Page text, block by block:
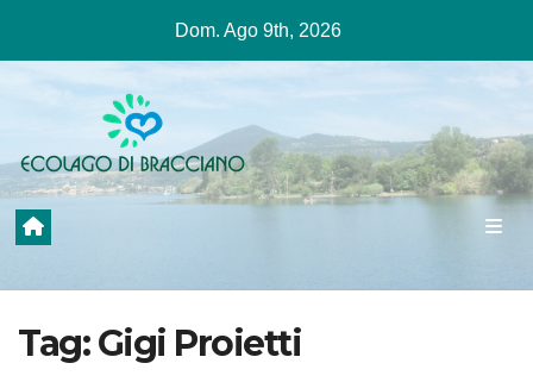
contenuto
Dom. Ago 9th, 2026
Tag:Gigi Proietti